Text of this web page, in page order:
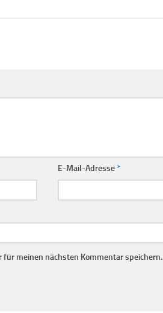
E-Mail-Adresse*
meinen nächsten Kommentar speichern.